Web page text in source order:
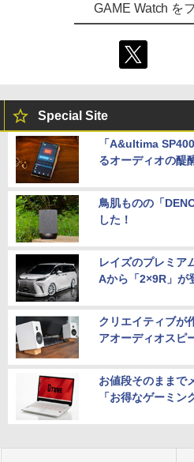
GAME Watch を
Special Site
「A&ultima
るオーディオの醍
鳥肌ものの「
した！
レイズのプレミア
Aから「2×9R」が
クリエイティブが
アオーディオスピ
お値段そのままで
「お得なゲーミン